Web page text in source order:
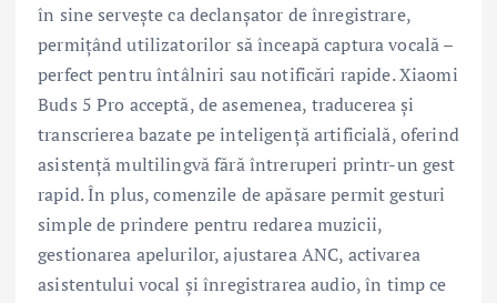
în sine servește ca declanșator de înregistrare,
permițând utilizatorilor să înceapă captura vocală –
perfect pentru întâlniri sau notificări rapide. Xiaomi
Buds 5 Pro acceptă, de asemenea, traducerea și
transcrierea bazate pe inteligență artificială, oferind
asistență multilingvă fără întreruperi printr-un gest
rapid. În plus, comenzile de apăsare permit gesturi
simple de prindere pentru redarea muzicii,
gestionarea apelurilor, ajustarea ANC, activarea
asistentului vocal și înregistrarea audio, în timp ce